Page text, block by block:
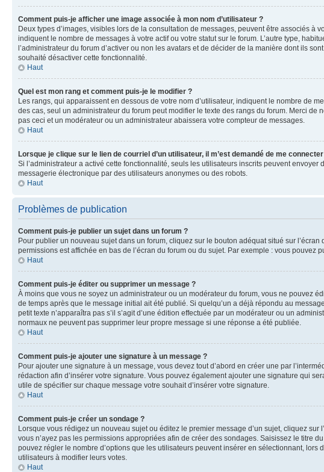
Comment puis-je afficher une image associée à mon nom d’utilisateur ?
Deux types d’images, visibles lors de la consultation de messages, peuvent être associés à
indiquent le nombre de messages à votre actif ou votre statut sur le forum. L’autre type,
l’administrateur du forum d’activer ou non les avatars et de décider de la manière dont ils
souhaité désactiver cette fonctionnalité.
Haut
Quel est mon rang et comment puis-je le modifier ?
Les rangs, qui apparaissent en dessous de votre nom d’utilisateur, indiquent le nombre de
des cas, seul un administrateur du forum peut modifier le texte des rangs du forum. Merci
pas ceci et un modérateur ou un administrateur abaissera votre compteur de messages.
Haut
Lorsque je clique sur le lien de courriel d’un utilisateur, il m’est demandé de me
Si l’administrateur a activé cette fonctionnalité, seuls les utilisateurs inscrits peuvent
messagerie électronique par des utilisateurs anonymes ou des robots.
Haut
Problèmes de publication
Comment puis-je publier un sujet dans un forum ?
Pour publier un nouveau sujet dans un forum, cliquez sur le bouton adéquat situé sur
permissions est affichée en bas de l’écran du forum ou du sujet. Par exemple : vous pouvez
Haut
Comment puis-je éditer ou supprimer un message ?
À moins que vous ne soyez un administrateur ou un modérateur du forum, vous ne pouvez
de temps après que le message initial ait été publié. Si quelqu’un a déjà répondu au
petit texte n’apparaîtra pas s’il s’agit d’une édition effectuée par un modérateur ou un
normaux ne peuvent pas supprimer leur propre message si une réponse a été publiée.
Haut
Comment puis-je ajouter une signature à un message ?
Pour ajouter une signature à un message, vous devez tout d’abord en créer une par
rédaction afin d’insérer votre signature. Vous pouvez également ajouter une signature qui
utile de spécifier sur chaque message votre souhait d’insérer votre signature.
Haut
Comment puis-je créer un sondage ?
Lorsque vous rédigez un nouveau sujet ou éditez le premier message d’un sujet, cliquez
vous n’ayez pas les permissions appropriées afin de créer des sondages. Saisissez le titre
pouvez régler le nombre d’options que les utilisateurs peuvent insérer en sélectionnant,
utilisateurs à modifier leurs votes.
Haut